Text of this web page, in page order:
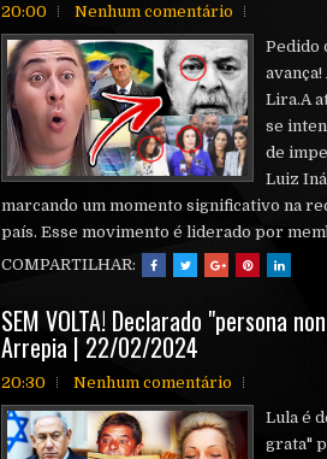
20:00
Nenhum comentário
Pedido
Lira.A
se
de
Luiz
marcando um momento significativo na
país. Esse movimento é liderado por
COMPARTILHAR:
SEM VOLTA! Declarado "persona
Arrepia | 22/02/2024
20:30
Nenhum comentário
Lula é
grata"